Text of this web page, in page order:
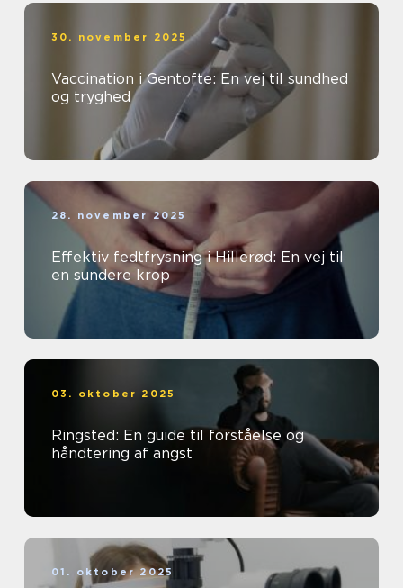
30. november 2025
Vaccination i Gentofte: En vej til sundhed
og tryghed
28. november 2025
Effektiv fedtfrysning i Hillerød: En vej til
en sundere krop
03. oktober 2025
Ringsted: En guide til forståelse og
håndtering af angst
01. oktober 2025